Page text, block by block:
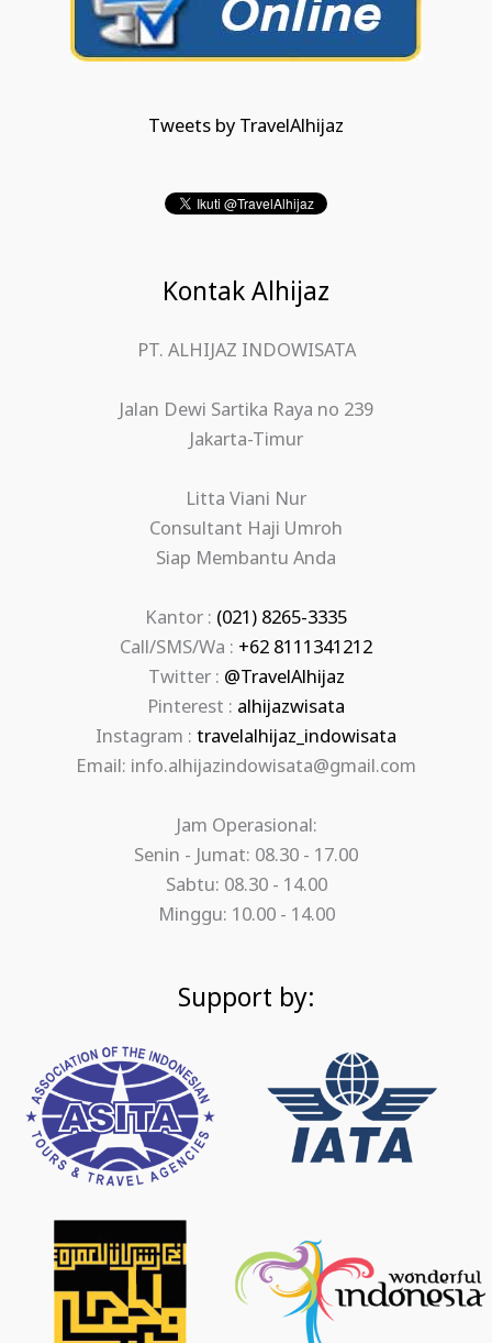
Tweets by TravelAlhijaz
Kontak Alhijaz
PT. ALHIJAZ INDOWISATA
Jalan Dewi Sartika Raya no 239
Jakarta-Timur
Litta Viani Nur
Consultant Haji Umroh
Siap Membantu Anda
Kantor : (021) 8265-3335
Call/SMS/Wa : +62 8111341212
Twitter : @TravelAlhijaz
Pinterest : alhijazwisata
Instagram : travelalhijaz_indowisata
Email: info.alhijazindowisata@gmail.com
Jam Operasional:
Senin - Jumat: 08.30 - 17.00
Sabtu: 08.30 - 14.00
Minggu: 10.00 - 14.00
Support by: